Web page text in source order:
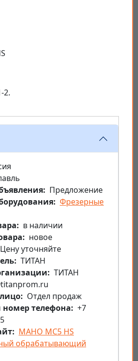
2.
Предложение
Фрезерные
в наличии
новое
Цену уточняйте
ТИТАН
ТИТАН
Отдел продаж
телефона
+7
MAHO MC5 HS
обрабатывающий